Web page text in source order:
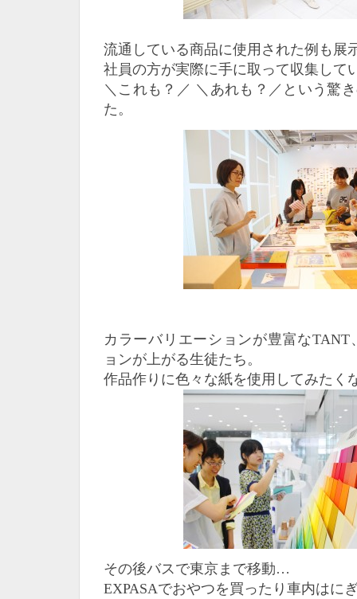
流通している商品に使用された例も展
社員の方が実際に手に取って収集して
＼ これも？／ ＼ あれも？／という驚
た。
カラーバリエーションが豊富なTANT
ョンが上がる生徒たち。
作品作りに色々な紙を使用してみたく
その後バスで東京まで移動…
EXPASAでおやつを買ったり車内はに